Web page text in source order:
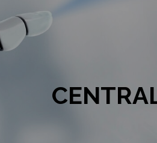
Contact
Nous recrutons ! Rejoignez
nous